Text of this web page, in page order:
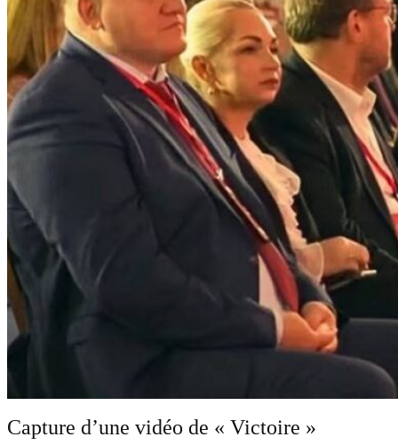
Capture d’une vidéo de « Victoire »